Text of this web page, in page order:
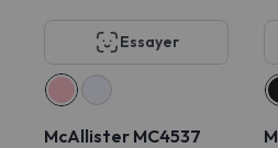
Essayer
McAllister MC4537